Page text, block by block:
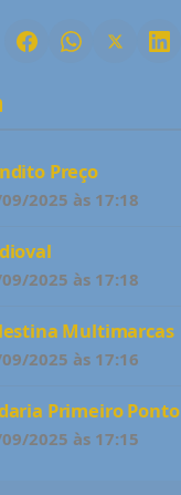
Preço
2025 às 17:18
2025 às 17:18
Multimarcas
2025 às 17:16
Primeiro Ponto
2025 às 17:15